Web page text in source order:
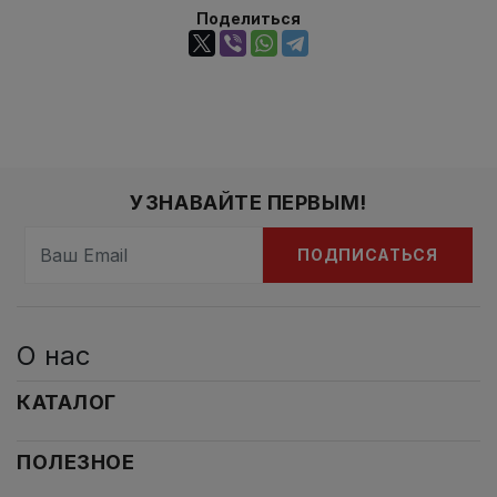
Поделиться
УЗНАВАЙТЕ ПЕРВЫМ!
ПОДПИСАТЬСЯ
О нас
КАТАЛОГ
ПОЛЕЗНОЕ